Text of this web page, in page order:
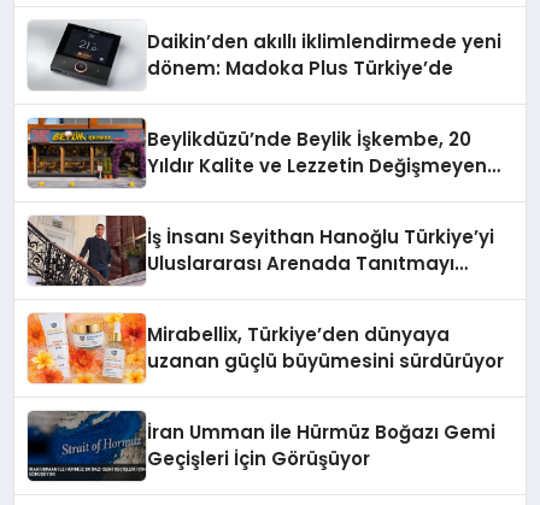
Daikin’den akıllı iklimlendirmede yeni
dönem: Madoka Plus Türkiye’de
Beylikdüzü’nde Beylik İşkembe, 20
Yıldır Kalite ve Lezzetin Değişmeyen
İş İnsanı Seyithan Hanoğlu Türkiye’yi
Uluslararası Arenada Tanıtmayı
Mirabellix, Türkiye’den dünyaya
uzanan güçlü büyümesini sürdürüyor
İran Umman ile Hürmüz Boğazı Gemi
Geçişleri İçin Görüşüyor